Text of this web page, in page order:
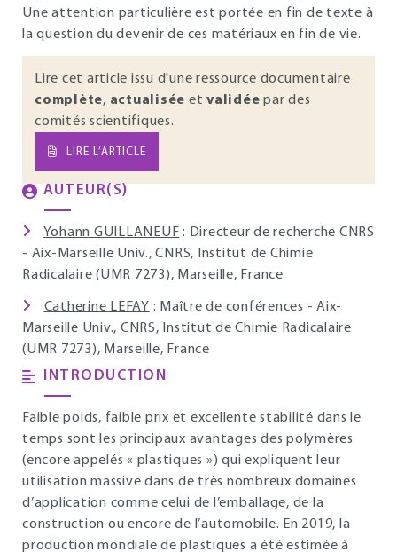
Une attention particulière est portée en fin de texte à
la question du devenir de ces matériaux en fin de vie.
Lire cet article issu d'une ressource documentaire
complète, actualisée et validée par des
comités scientifiques.
LIRE L’ARTICLE
AUTEUR(S)
Yohann GUILLANEUF : Directeur de recherche CNRS
- Aix-Marseille Univ., CNRS, Institut de Chimie
Radicalaire (UMR 7273), Marseille, France
Catherine LEFAY : Maître de conférences - Aix-
Marseille Univ., CNRS, Institut de Chimie Radicalaire
(UMR 7273), Marseille, France
INTRODUCTION
Faible poids, faible prix et excellente stabilité dans le
temps sont les principaux avantages des polymères
(encore appelés « plastiques ») qui expliquent leur
utilisation massive dans de très nombreux domaines
d’application comme celui de l’emballage, de la
construction ou encore de l’automobile. En 2019, la
production mondiale de plastiques a été estimée à